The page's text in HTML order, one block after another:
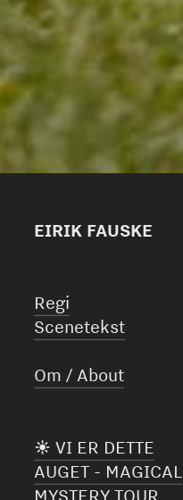
EIRIK FAUSKE
Regi
Scenetekst
Om / About
 VI ER DETTE
AUGET - MAGICAL